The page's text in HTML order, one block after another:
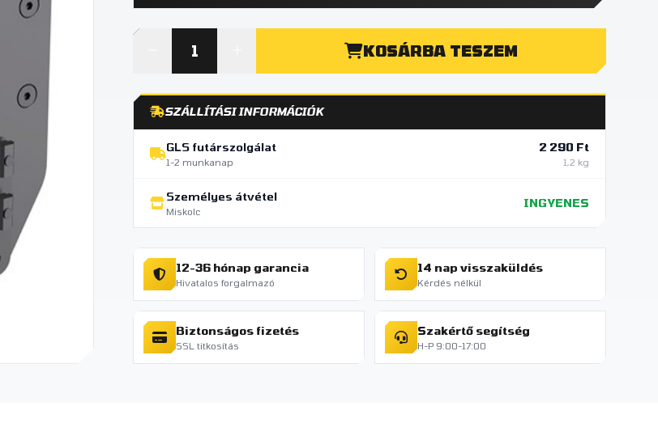
KOSÁRBA TESZEM
SZÁLLÍTÁSI INFORMÁCIÓK
GLS futárszolgálat
1-2 munkanap
2 290 Ft
1,2 kg
Személyes átvétel
Miskolc
INGYENES
12-36 hónap garancia
Hivatalos forgalmazó
14 nap visszaküldés
Kérdés nélkül
Biztonságos fizetés
SSL titkosítás
Szakértő segítség
H-P 9:00-17:00